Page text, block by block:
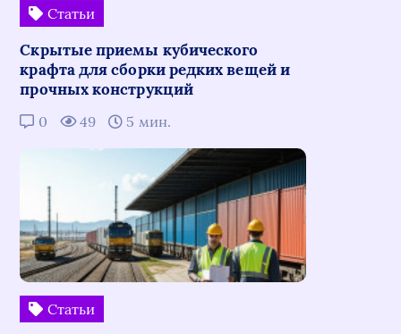
Статьи
Скрытые приемы кубического
крафта для сборки редких вещей и
прочных конструкций
0 49 5 мин.
Статьи